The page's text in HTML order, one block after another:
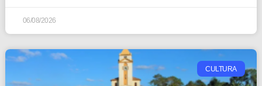
06/08/2026
CULTURA